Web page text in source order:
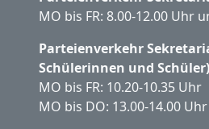
MO bis FR: 8.00-12.00 Uhr
Parteienverkehr
Schülerinnen und
MO bis FR: 10.20-10.35 Uhr
MO bis DO: 13.00-14.00 Uhr